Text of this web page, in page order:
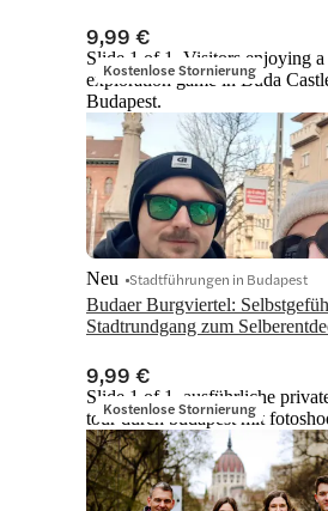
9,99 €
Kostenlose Stornierung
Slide 1 of 1, Visitors enjoying a
exploration game in Buda
Budapest.
Budaer Burgviertel:
Stadtrundgang zum
Neu Stadtführungen in Budapest
9,99 €
Kostenlose Stornierung
Slide 1 of 1, ausführliche
tour durch budapest mit